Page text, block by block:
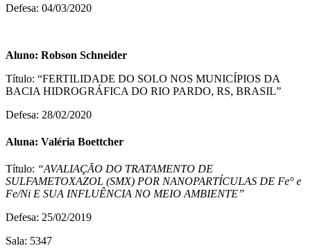
Defesa: 04/03/2020
Aluno: Robson Schneider
Título: “FERTILIDADE DO SOLO NOS MUNICÍPIOS DA
BACIA HIDROGRÁFICA DO RIO PARDO, RS, BRASIL”
Defesa: 28/02/2020
Aluna: Valéria Boettcher
Título: “AVALIAÇÃO DO TRATAMENTO DE
SULFAMETOXAZOL (SMX) POR NANOPARTÍCULAS DE Fe° e
Fe/Ni E SUA INFLUÊNCIA NO MEIO AMBIENTE”
Defesa: 25/02/2019
Sala: 5347